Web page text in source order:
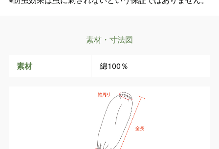
素材・寸法図
素材 綿100％